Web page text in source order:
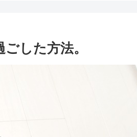
した方法。